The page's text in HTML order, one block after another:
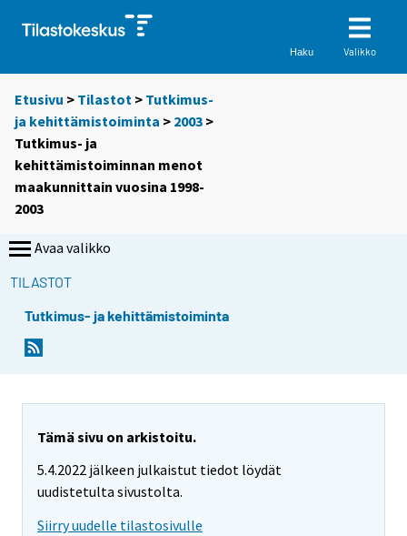
Haku Valikko
Etusivu > Tilastot > Tutkimus-
ja kehittämistoiminta > 2003 >
Tutkimus- ja
kehittämistoiminnan menot
maakunnittain vuosina 1998-
2003
Avaa valikko
TILASTOT
Tutkimus- ja kehittämistoiminta
Tämä sivu on arkistoitu.
5.4.2022 jälkeen julkaistut tiedot löydät
uudistetulta sivustolta.
Siirry uudelle tilastosivulle